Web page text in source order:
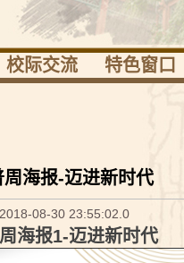
校际交流
鲁中校际交流
特色窗口
科技活动
体艺竞技场
社团活动
海报-迈进新时代
08-30 23:55:02.0
海报1-迈进新时代